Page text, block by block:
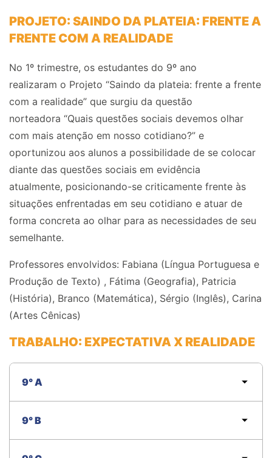
PROJETO: SAINDO DA PLATEIA: FRENTE A
FRENTE COM A REALIDADE
No 1º trimestre, os estudantes do 9º ano
realizaram o Projeto “Saindo da plateia: frente a frente
com a realidade” que surgiu da questão
norteadora “Quais questões sociais devemos olhar
com mais atenção em nosso cotidiano?” e
oportunizou aos alunos a possibilidade de se colocar
diante das questões sociais em evidência
atualmente, posicionando-se criticamente frente às
situações enfrentadas em seu cotidiano e atuar de
forma concreta ao olhar para as necessidades de seu
semelhante.
Professores envolvidos: Fabiana (Língua Portuguesa e
Produção de Texto) , Fátima (Geografia), Patricia
(História), Branco (Matemática), Sérgio (Inglês), Carina
(Artes Cênicas)
TRABALHO: EXPECTATIVA X REALIDADE
9° A
9° B